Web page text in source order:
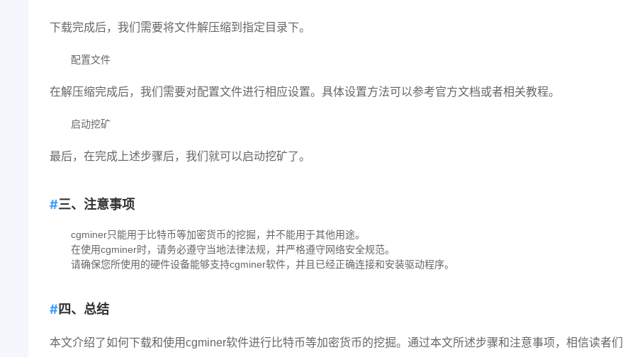
下载完成后，我们需要将文件解压缩到指定目录下。
配置文件
在解压缩完成后，我们需要对配置文件进行相应设置。具体设置方法可以参考官方文档或者相关教程。
启动挖矿
最后，在完成上述步骤后，我们就可以启动挖矿了。
三、注意事项
cgminer只能用于比特币等加密货币的挖掘，并不能用于其他用途。
在使用cgminer时，请务必遵守当地法律法规，并严格遵守网络安全规范。
请确保您所使用的硬件设备能够支持cgminer软件，并且已经正确连接和安装驱动程序。
四、总结
本文介绍了如何下载和使用cgminer软件进行比特币等加密货币的挖掘。通过本文所述步骤和注意事项，相信读者们